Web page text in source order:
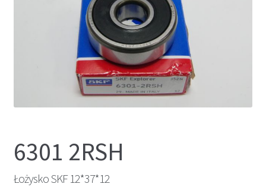
6301 2RSH
Łożysko SKF 12*37*12